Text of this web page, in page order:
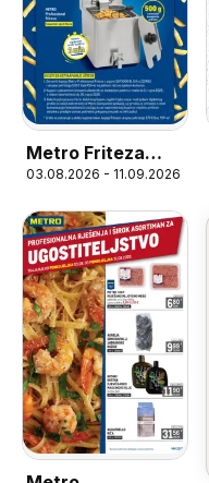
Metro Friteza
gratis
03.08.2026 - 11.09.2026